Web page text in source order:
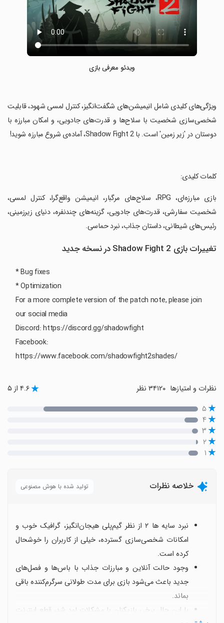
ویدئو معرفی بازی
‏ویژگی‌های کلیدی شامل انیمیشن‌های شگفت‌انگیز، کنترل لمسی شهود، قابلیت
شخصی‌سازی شخصیت با سلاح‌ها و قدرت‌های جادویی، و امکان مبارزه با
دوستان در 'زیر زمین' است. با Shadow Fight 2، آماده‌ی شروع مبارزه شوید!
‏کلمات کلیدی:
‏بازی مبارزه‌ای، RPG، سلاح‌های مرگبار، انیمیشن واقع‌گرا، کنترل لمسی،
شخصیت سفارشی، قدرت‌های جادویی، گزینه‌های چندنفره، دنیای زیرزمینی،
رئیس‌های شیطانی، داستان جذاب، نبرد حماسی.
تغییرات بازی Shadow Fight 2 در نسخه جدید
* Bug fixes
* Optimization
For a more complete version of the patch note, please join
our social media
Discord: https://discord.gg/shadowfight
Facebook:
https://www.facebook.com/shadowfight2shades/
نظرات و امتیازها ۴.۶ از ۵
۵
۴
۳
۲
۱
خلاصه نظرات تولید شده با هوش مصنوعی
نبرد سایه ها ۲ از نظر گیم‌پلی هیجان‌انگیز، گرافیک خوب و
امکانات شخصی‌سازی گسترده، خیلی از کاربران را خوشحال
کرده است.
وجود حالت آنلاین و مبارزات جذاب با باس‌ها و فصل‌های
جدید باعث می‌شود بازی برای مدت طولانی سرگرم‌کننده باقی
بماند.
با این حال برخی بازیکنان با مشکلات لود شد، قطع اینترنت